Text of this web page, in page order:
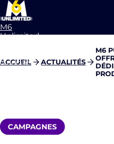
M6
Unlimited
d’accueil
ACCUEIL ACTUALITÉS
M6
CAMPAGNES